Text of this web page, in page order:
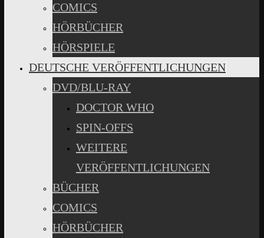
COMICS
HÖRBÜCHER
HÖRSPIELE
DEUTSCHE VERÖFFENTLICHUNGEN
DVD/BLU-RAY
DOCTOR WHO
SPIN-OFFS
WEITERE
VERÖFFENTLICHUNGEN
BÜCHER
COMICS
HÖRBÜCHER